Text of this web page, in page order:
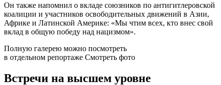
Он также напомнил о вкладе союзников по антигитлеровской
коалиции и участников освободительных движений в Азии,
Африке и Латинской Америке: «Мы чтим всех, кто внес свой
вклад в общую победу над нацизмом».
Полную галерею можно посмотреть
в отдельном репортаже Смотреть фото
Встречи на высшем уровне